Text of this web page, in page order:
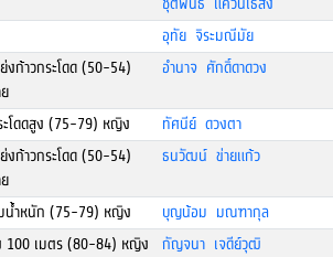
อุทัย จิระมณีมัย
งก้าวกระโดด (50-54)
อำนาจ ศักดิ์ดาดวง
โดดสูง (75-79) หญิง
ทัศนีย์ ดวงตา
งก้าวกระโดด (50-54)
ธนวัฒน์ ข่ายแก้ว
น้ำหนัก (75-79) หญิง
บุญน้อม มณฑากุล
100 เมตร (80-84) หญิง
กัญจนา เจดีย์วุฒิ